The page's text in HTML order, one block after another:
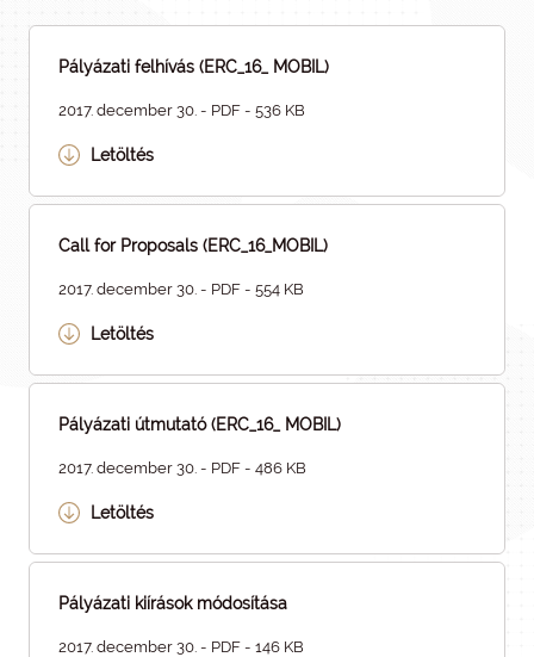
Pályázati felhívás (ERC_16_ MOBIL)
2017. december 30. - PDF - 536 KB
Letöltés
Call for Proposals (ERC_16_MOBIL)
2017. december 30. - PDF - 554 KB
Letöltés
Pályázati útmutató (ERC_16_ MOBIL)
2017. december 30. - PDF - 486 KB
Letöltés
Pályázati kiírások módosítása
2017. december 30. - PDF - 146 KB